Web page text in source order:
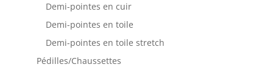
Demi-pointes en cuir
Demi-pointes en toile
Demi-pointes en toile stretch
Pédilles/Chaussettes